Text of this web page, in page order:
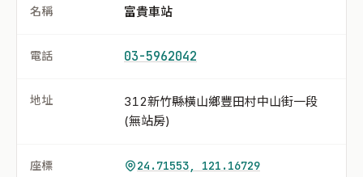
名稱 富貴車站
電話 03-5962042
地址
312新竹縣橫山鄉豐田村中山街一段
(無站房)
座標 24.71553, 121.16729